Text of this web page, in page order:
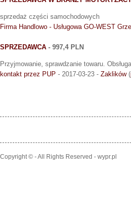
sprzedaż części samochodowych
Firma Handlowo - Usługowa GO-WEST
SPRZEDAWCA - 997,4 PLN
Przyjmowanie, sprawdzanie towaru.
kontakt przez PUP - 2017-03-23 - Zaklików(
Copyright © - All Rights Reserved - wypr.pl